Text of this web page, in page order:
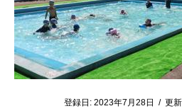
登録日: 2023年7月28日 / 更